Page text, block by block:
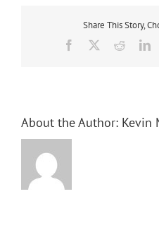
Share This Story,
Facebook Reddit
About the Author: Kevin